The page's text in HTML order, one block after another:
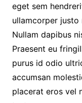
eget sem
ullamcorper justo
Nullam dapibus
Praesent eu
purus id odio
accumsan
placerat eros vel